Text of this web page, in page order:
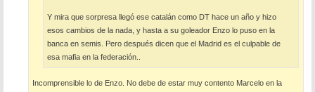
Y mira que sorpresa llegó ese catalán como DT hace un año y hizo
esos cambios de la nada, y hasta a su goleador Enzo lo puso en la
banca en semis. Pero después dicen que el Madrid es el culpable de
esa mafia en la federación..
Incomprensible lo de Enzo. No debe de estar muy contento Marcelo en la